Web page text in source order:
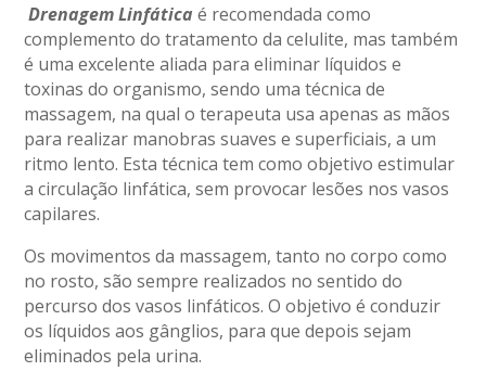
Drenagem Linfática é recomendada como
complemento do tratamento da celulite, mas também
é uma excelente aliada para eliminar líquidos e
toxinas do organismo, sendo uma técnica de
massagem, na qual o terapeuta usa apenas as mãos
para realizar manobras suaves e superficiais, a um
ritmo lento. Esta técnica tem como objetivo estimular
a circulação linfática, sem provocar lesões nos vasos
capilares.
Os movimentos da massagem, tanto no corpo como
no rosto, são sempre realizados no sentido do
percurso dos vasos linfáticos. O objetivo é conduzir
os líquidos aos gânglios, para que depois sejam
eliminados pela urina.